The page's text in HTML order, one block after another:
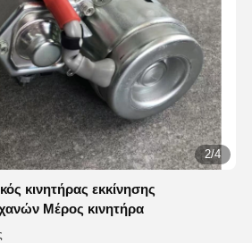
2/4
κινητήρας εκκίνησης
Μέρος κινητήρα